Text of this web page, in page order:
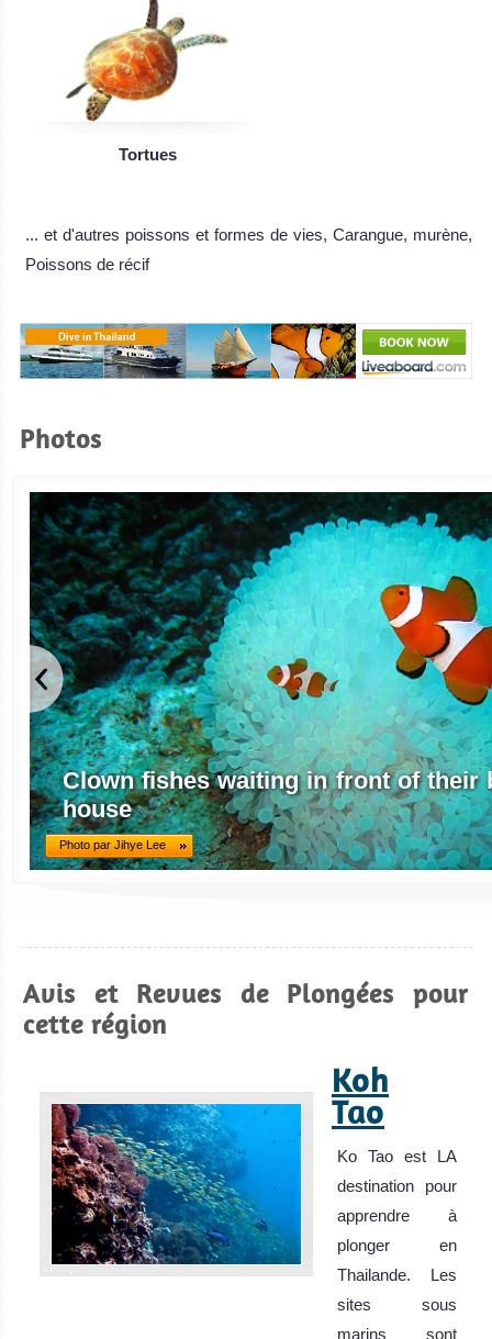
Tortues
... et d'autres poissons et formes de vies, Carangue, murène,
Poissons de récif
Photos
Clown fishes waiting in front of their
house
Photo par Jihye Lee
Avis et Revues de Plongées pour
cette région
Koh
Tao
Ko Tao est LA
destination pour
apprendre à
plonger en
Thailande. Les
sites sous
marins sont